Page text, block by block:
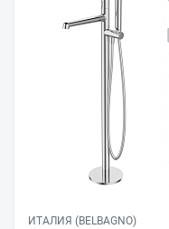
ИТАЛИЯ (BELBAGNO)